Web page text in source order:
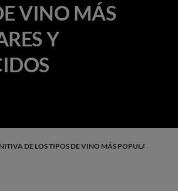
VINO MÁS
Y
DE LOS TIPOS DE VINO MÁS POPULARES Y